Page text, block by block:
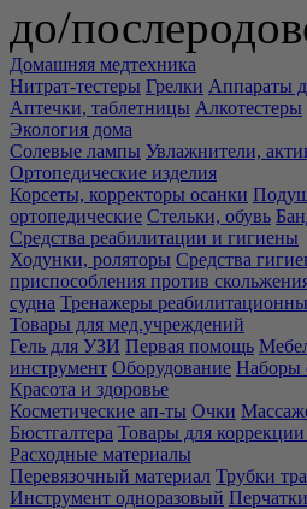
до/
Домашняя медтехника
Нитрат-тестеры Грелки Аппараты
Аптечки, таблетницы Алкотестеры
Экология дома
Солевые лампы Увлажнители,
Ортопедические изделия
Корсеты, корректоры осанки
ортопедические Стельки, обувь
Средства реабилитации и гигиены
Ходунки, роляторы Средства
приспособления против
судна Тренажеры
Товары для мед.учреждений
Гель для УЗИ Первая помощь
инструмент Оборудование Наборы
Красота и здоровье
Косметические ап-ты Очки
Бюстгалтера Товары для
Расходные материалы
Перевязочный материал Трубки
Инструмент одноразовый Перчатки